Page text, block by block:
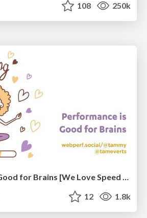
108 250k
12 1.8k